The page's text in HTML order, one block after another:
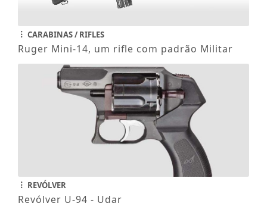
CARABINAS / RIFLES
Ruger Mini-14, um rifle com padrão Militar
REVÓLVER
Revólver U-94 - Udar